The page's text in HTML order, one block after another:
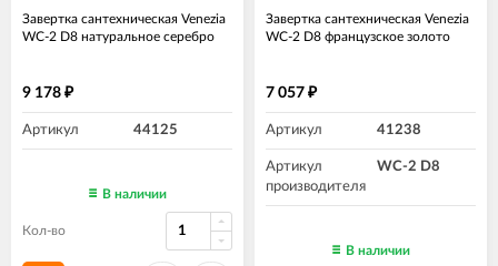
Завертка сантехническая Venezia
WC-2 D8 натуральное серебро
9 178 ₽
Артикул 44125
В наличии
Кол-во
Завертка сантехническая Venezia
WC-2 D8 французcкое золото
7 057 ₽
Артикул 41238
Артикул
производителя
WC-2 D8
В наличии